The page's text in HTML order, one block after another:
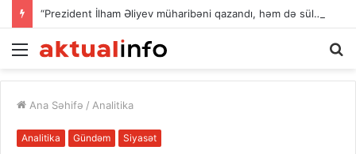
“Prezident İlham Əliyev müharibəni qazandı, həm də sülhü qazandı!”
Menu
Ana Səhifə / Analitika
Analitika Gündəm Siyasət